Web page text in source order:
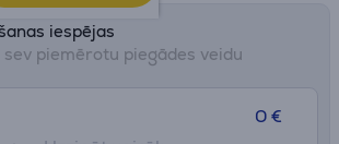
iespējas
sev piemērotu piegādes veidu
0 €